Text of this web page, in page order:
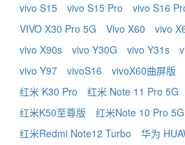
vivo S15
vivo S15 Pro vivo S16
VIVO X30 Pro 5G
Vivo X60 vivo
vivo X90s
vivo Y30G vivo Y31s
vivo Y97
vivoS16 vivoX60曲屏版
红米 K30 Pro
红米 Note 11 Pro 5G
红米K50至尊版
红米Note 10 Pro 5G
红米Redmi Note12 Turbo
华为